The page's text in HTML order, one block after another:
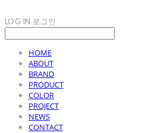
LOG IN 로그인
HOME
ABOUT
BRAND
PRODUCT
COLOR
PROJECT
NEWS
CONTACT